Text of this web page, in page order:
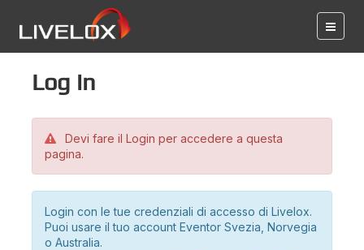
Log in
Devi fare il Login per accedere a questa
pagina.
Login con le tue credenziali di accesso di Livelox.
Puoi usare il tuo account Eventor Svezia, Norvegia
o Australia.